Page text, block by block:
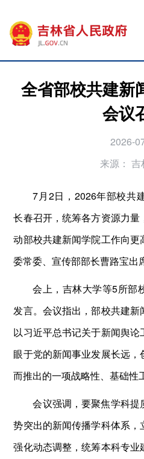
全省部校共建新
会议
2026-
来源： 吉
7月2日，2026年部校共
长春召开，统筹各方资源力
动部校共建新闻学院工作向
委常委、宣传部部长曹路宝出
会上，吉林大学等5所部
发言。会议指出，部校共建
以习近平总书记关于新闻舆
眼于党的新闻事业发展长远
而推出的一项战略性、基础性
会议强调，要聚焦学科
势突出的新闻传播学科体系，
强化动态调整，统筹本科专